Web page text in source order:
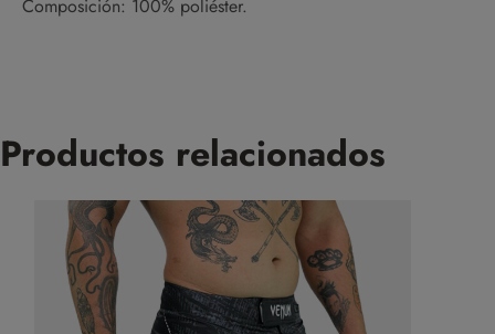
Composición: 100% poliéster.
Productos relacionados